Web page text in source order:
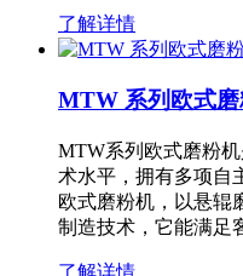
了解详情
MTW 系列欧式
MTW系列欧式磨粉
术水平，拥有多项自
欧式磨粉机，以悬辊
制造技术，它能满足